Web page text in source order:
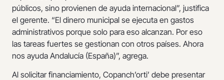
públicos, sino provienen de ayuda internacional”, justifica
el gerente. “El dinero municipal se ejecuta en gastos
administrativos porque solo para eso alcanzan. Por eso
las tareas fuertes se gestionan con otros países. Ahora
nos ayuda Andalucía (España)”, agrega.
Al solicitar financiamiento, Copanch’orti’ debe presentar